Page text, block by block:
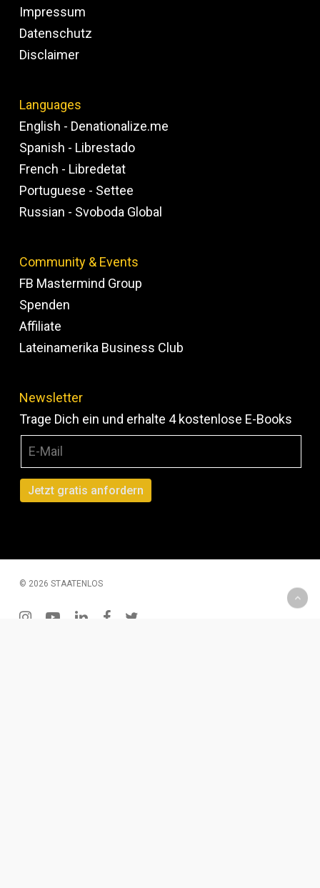
Impressum
Datenschutz
Disclaimer
Languages
English - Denationalize.me
Spanish - Librestado
French - Libredetat
Portuguese - Settee
Russian - Svoboda Global
Community & Events
FB Mastermind Group
Spenden
Affiliate
Lateinamerika Business Club
Newsletter
Trage Dich ein und erhalte 4 kostenlose E-Books
© 2026 STAATENLOS
instagramyoutubelinkedinfacebook
twitter